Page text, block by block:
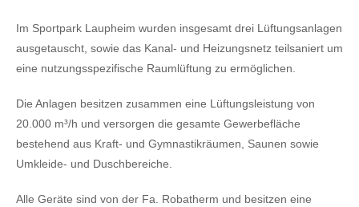
Im Sportpark Laupheim wurden insgesamt drei Lüftungsanlagen
ausgetauscht, sowie das Kanal- und Heizungsnetz teilsaniert um
eine nutzungsspezifische Raumlüftung zu ermöglichen.
Die Anlagen besitzen zusammen eine Lüftungsleistung von
20.000 m³/h und versorgen die gesamte Gewerbefläche
bestehend aus Kraft- und Gymnastikräumen, Saunen sowie
Umkleide- und Duschbereiche.
Alle Geräte sind von der Fa. Robatherm und besitzen eine